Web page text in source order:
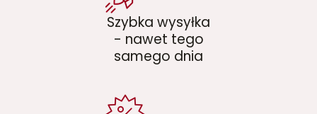
Szybka wysyłka
- nawet tego
samego dnia